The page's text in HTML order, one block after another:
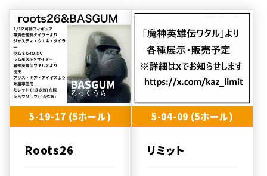
5-19-17 (5ホール)
Roots26
5-04-09 (5ホール)
リミット